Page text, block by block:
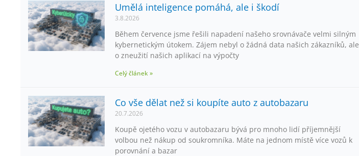
Umělá inteligence pomáhá, ale i škodí
3.8.2026
Během července jsme řešili napadení našeho srovnávače velmi silným
kybernetickým útokem. Zájem nebyl o žádná data našich zákazníků, ale
o zneužití našich aplikací na výpočty
Celý článek »
Co vše dělat než si koupíte auto z autobazaru
20.7.2026
Koupě ojetého vozu v autobazaru bývá pro mnoho lidí příjemnější
volbou než nákup od soukromníka. Máte na jednom místě více vozů k
porovnání a bazar